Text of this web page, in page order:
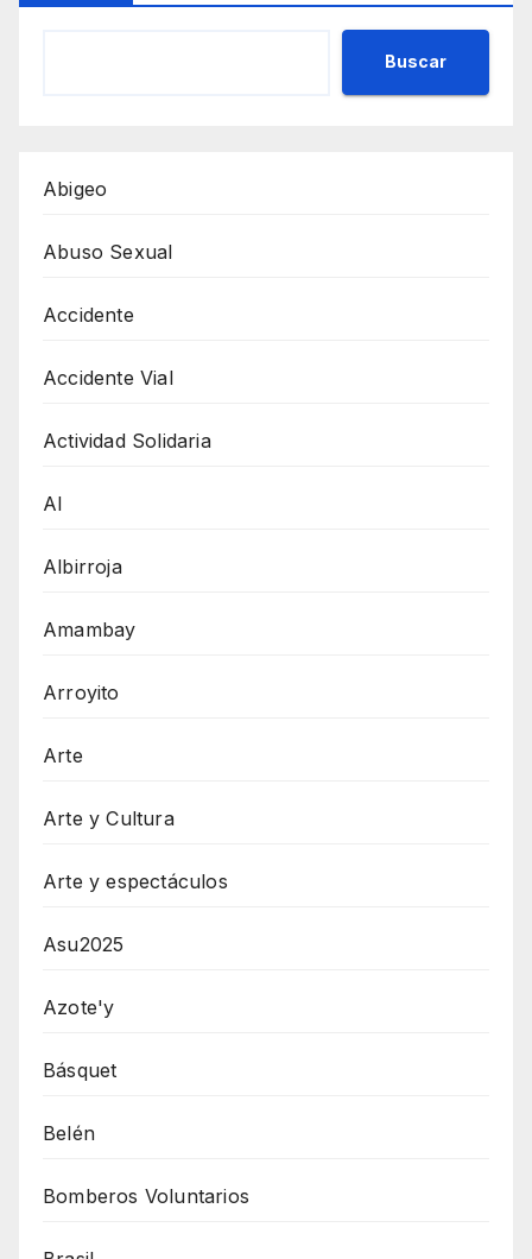
Buscar
Abigeo
Abuso Sexual
Accidente
Accidente Vial
Actividad Solidaria
AI
Albirroja
Amambay
Arroyito
Arte
Arte y Cultura
Arte y espectáculos
Asu2025
Azote'y
Básquet
Belén
Bomberos Voluntarios